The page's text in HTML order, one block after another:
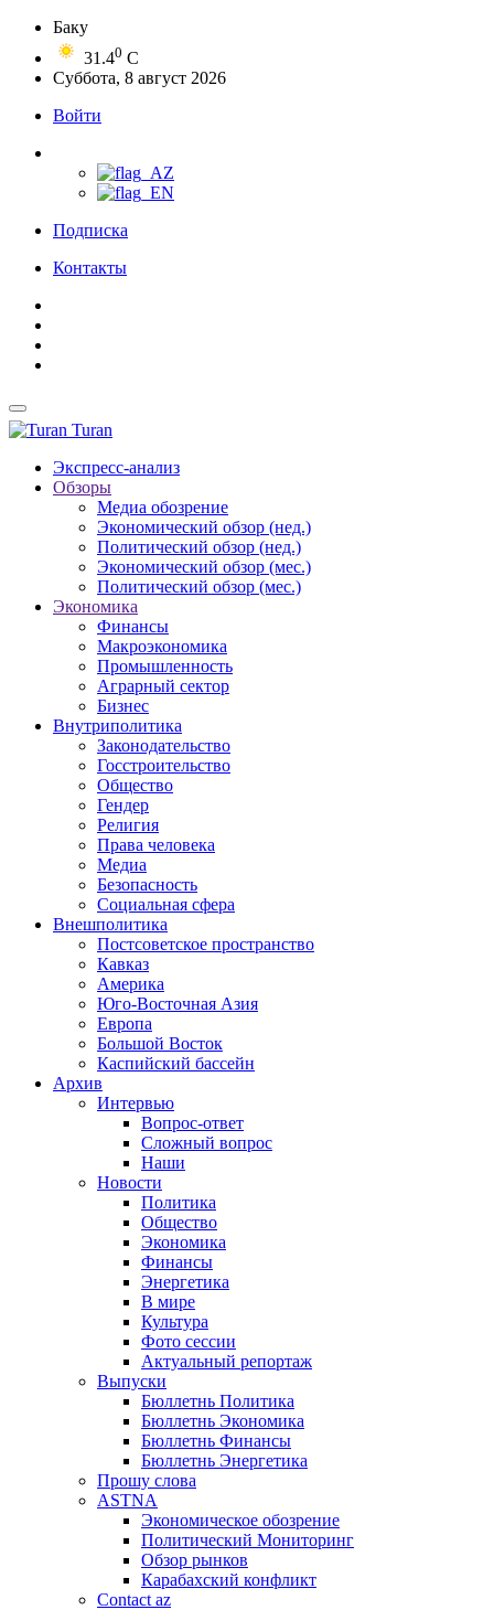
Баку
31.40 C
Суббота, 8 август 2026
Войти
Подписка
Контакты
Turan
Экспресс-анализ
Обзоры
Медиа обозрение
Экономический обзор (нед.)
Политический обзор (нед.)
Экономический обзор (мес.)
Политический обзор (мес.)
Экономика
Финансы
Макроэкономика
Промышленность
Аграрный сектор
Бизнес
Внутриполитика
Законодательство
Госстроительство
Общество
Гендер
Религия
Права человека
Медиа
Безопасность
Социальная сфера
Внешполитика
Постсоветское пространство
Кавказ
Америка
Юго-Восточная Азия
Европа
Большой Восток
Каспийский бассейн
Архив
Интервью
Вопрос-ответ
Сложный вопрос
Наши
Новости
Политика
Общество
Экономика
Финансы
Энергетика
В мире
Культура
Фото сессии
Актуальный репортаж
Выпуски
Бюллетнь Политика
Бюллетнь Экономика
Бюллетнь Финансы
Бюллетнь Энергетика
Прошу слова
ASTNA
Экономическое обозрение
Политический Мониторинг
Обзор рынков
Карабахский конфликт
Contact az